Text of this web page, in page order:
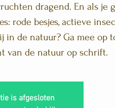
dragend. En als je
rode besjes, actieve
in de natuur? Ga mee op
van de natuur op schrift.
is afgesloten